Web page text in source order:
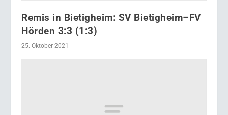
Remis in Bietigheim: SV Bietigheim–FV
Hörden 3:3 (1:3)
25. Oktober 2021